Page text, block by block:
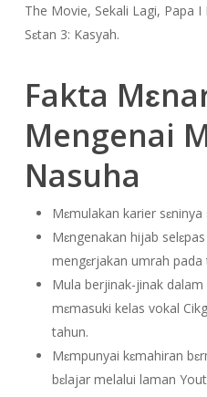
The Movie, Sekali Lagi, Papa
Sɛtan 3: Kasyah.
Fakta
Mengenai
Nasuha
Mɛmulakan karier sɛninya
Mɛngenakan hijab
mengɛrjakan umrah pada
Mula berjinak-jinak
mɛmasuki kelas vokal
tahun.
Mɛmpunyai kɛmahiran
bɛlajar melalui laman